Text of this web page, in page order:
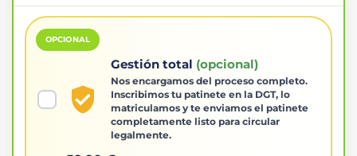
OPCIONAL
Gestión total (opcional)
Nos encargamos del proceso completo.
Inscribimos tu patinete en la DGT, lo
matriculamos y te enviamos el patinete
completamente listo para circular
legalmente.